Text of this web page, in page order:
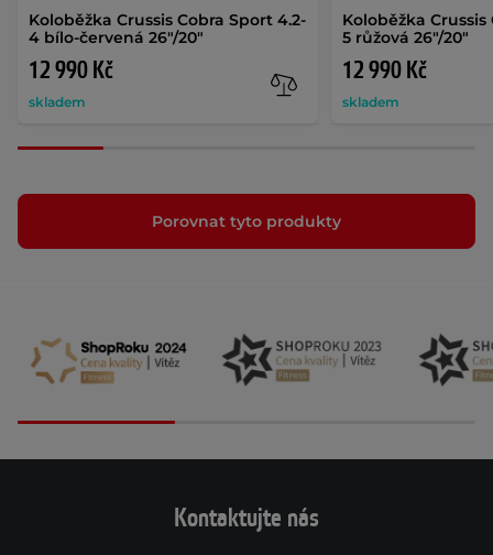
Koloběžka Crussis Cobra Sport 4.2-
4 bílo-červená 26"/20"
12 990 Kč
skladem
Koloběžka
5 růžová 26"/20"
12 990 Kč
skladem
Porovnat tyto produkty
Kontaktujte nás